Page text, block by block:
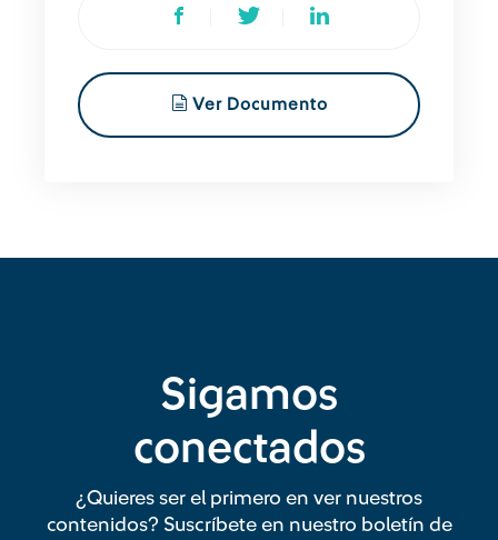
Ver Documento
Sigamos
conectados
¿Quieres ser el primero en ver nuestros
contenidos? Suscríbete en nuestro boletín de